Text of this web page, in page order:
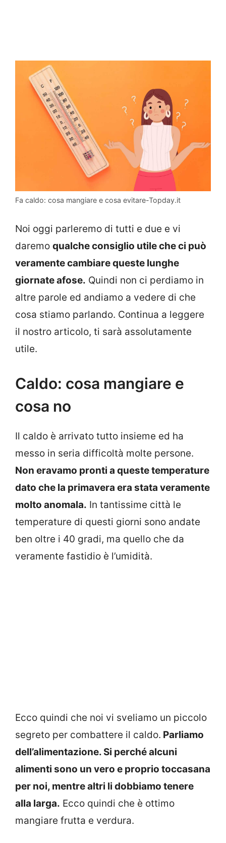
Fa caldo: cosa mangiare e cosa evitare-Topday.it
Noi oggi parleremo di tutti e due e vi
daremo qualche consiglio utile che ci può
veramente cambiare queste lunghe
giornate afose. Quindi non ci perdiamo in
altre parole ed andiamo a vedere di che
cosa stiamo parlando. Continua a leggere
il nostro articolo, ti sarà assolutamente
utile.
Caldo: cosa mangiare e
cosa no
Il caldo è arrivato tutto insieme ed ha
messo in seria difficoltà molte persone.
Non eravamo pronti a queste temperature
dato che la primavera era stata veramente
molto anomala. In tantissime città le
temperature di questi giorni sono andate
ben oltre i 40 gradi, ma quello che da
veramente fastidio è l’umidità.
Ecco quindi che noi vi sveliamo un piccolo
segreto per combattere il caldo. Parliamo
dell’alimentazione. Si perché alcuni
alimenti sono un vero e proprio toccasana
per noi, mentre altri li dobbiamo tenere
alla larga. Ecco quindi che è ottimo
mangiare frutta e verdura.